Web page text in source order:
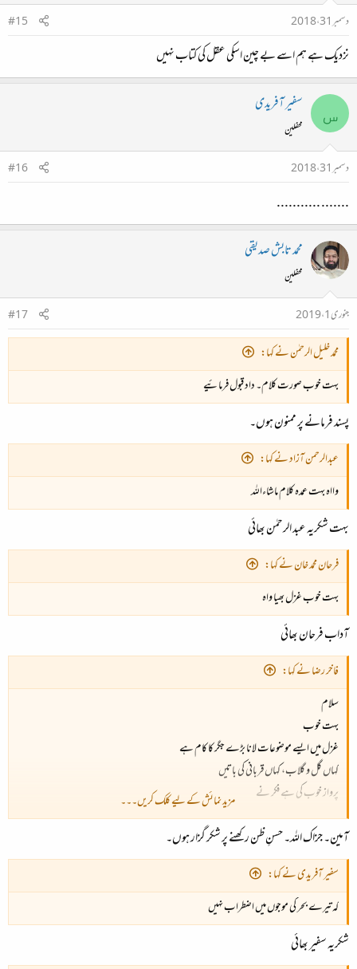
دسمبر 31، 2018 #15
نزدیک ہے ہم اسے بے چین اسکی عقل کی کتاب نہیں
س سفیر آفریدی
محفلین
دسمبر 31، 2018
#16
....... ...........
محمد تابش صدیقی
محفلین
جنوری 1، 2019
#17
محمد خلیل الرحمٰن نے کہا:
بہت خوب صورت کلام۔ داد قبول فرمائیے
پسند فرمانے پر ممنون ہوں۔
عبدالرحمن آزاد نے کہا:
وااہ بہت عمدہ کلام ماشاءاللہ
بہت شکریہ عبد الرحمٰن بھائی
فرحان محمد خان نے کہا:
بہت خوب غزل بھیا واہ
آداب فرحان بھائی
فاخر رضا نے کہا:
سلام
بہت خوب
غزل میں ایسے موضوعات لانا بڑے جگر کا کام ہے
کہاں گل و گلاب، کہاں قربانی کی باتیں
پرواز خوب کی ہے فکر نے
اچھے خاندان کے اچھے سپوت ہیں
خدا سلامت رکھے
مزید نمائش کے لیے کلک کریں۔۔۔
آمین۔ جزاک اللہ۔ حسنِ ظن رکھنے پر شکر گزار ہوں۔
سفیر آفریدی نے کہا:
کہ تیرے بحر کی موجوں میں اضطراب نہیں
شکریہ سفیر بھائی